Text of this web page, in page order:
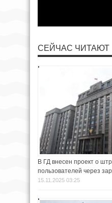
СЕЙЧАС ЧИТАЮТ
В ГД внесен проект о
пользователей через
15.11.2025 03:25